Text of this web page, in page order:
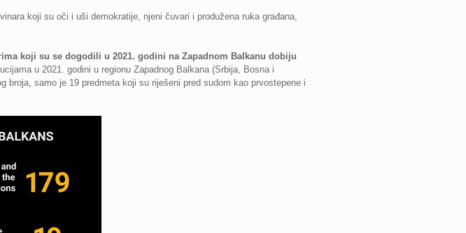
koji su oči i uši demokratije, njeni čuvari i produžena ruka građana,
koji su se dogodili u 2021. godini na Zapadnom Balkanu dobiju
u 2021. godini u regionu Zapadnog Balkana (Srbija, Bosna i
broja, samo je 19 predmeta koji su riješeni pred sudom kao prvostepene i